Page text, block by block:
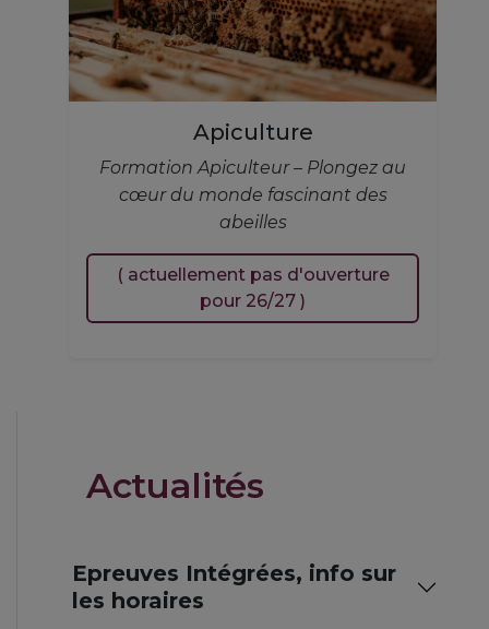
Apiculture
Formation Apiculteur – Plongez au
cœur du monde fascinant des
abeilles
( actuellement pas d'ouverture
pour 26/27 )
Actualités
Epreuves Intégrées, info sur
les horaires